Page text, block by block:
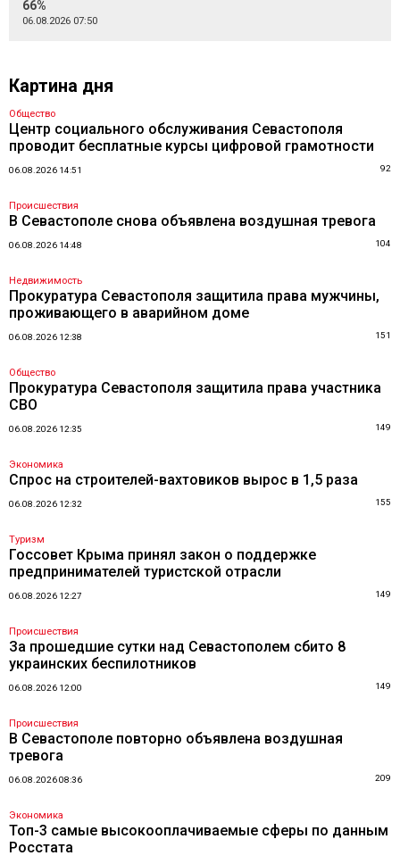
66%
06.08.2026 07:50
Картина дня
Общество
Центр социального обслуживания Севастополя
проводит бесплатные курсы цифровой грамотности
06.08.2026 14:51 92
Происшествия
В Севастополе снова объявлена воздушная тревога
06.08.2026 14:48 104
Недвижимость
Прокуратура Севастополя защитила права мужчины,
проживающего в аварийном доме
06.08.2026 12:38 151
Общество
Прокуратура Севастополя защитила права участника
СВО
06.08.2026 12:35 149
Экономика
Спрос на строителей-вахтовиков вырос в 1,5 раза
06.08.2026 12:32 155
Туризм
Госсовет Крыма принял закон о поддержке
предпринимателей туристской отрасли
06.08.2026 12:27 149
Происшествия
За прошедшие сутки над Севастополем сбито 8
украинских беспилотников
06.08.2026 12:00 149
Происшествия
В Севастополе повторно объявлена воздушная
тревога
06.08.2026 08:36 209
Экономика
Топ-3 самые высокооплачиваемые сферы по данным
Росстата